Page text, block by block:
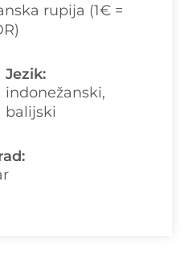
rupija (1€ =
Jezik:
indonežanski,
balijski